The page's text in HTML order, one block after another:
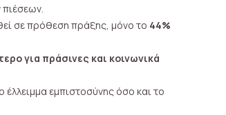
σε πρόθεση πράξης, μόνο το 44%
για πράσινες και κοινωνικά
έλλειμμα εμπιστοσύνης όσο και το